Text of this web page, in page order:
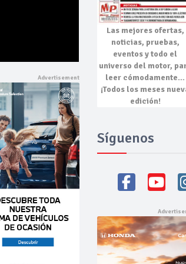
Las mejores ofertas,
noticias, pruebas,
eventosy todo el
universo del motor,
leer cómodamente…
¡Todos los meses
edición!
Síguenos